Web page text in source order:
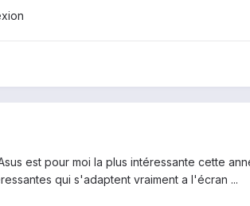
est pour moi la plus intéressante cette
qui s'adaptent vraiment a l'écran ...